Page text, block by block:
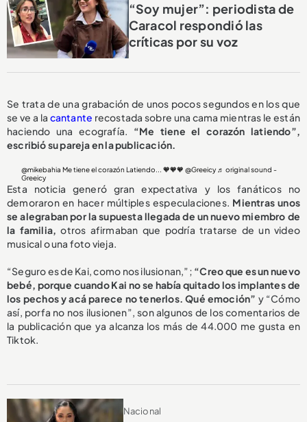
“Soy mujer”: periodista de
Caracol respondió las
críticas por su voz
Se trata de una grabación de unos pocos segundos en los que
se ve a la cantante recostada sobre una cama mientras le están
haciendo una ecografía. “Me tiene el corazón latiendo”,
escribió su pareja en la publicación.
@mikebahia Me tiene el corazón Latiendo... 🧡🧡🧡 @Greeicy ♬ original sound -
Greeicy
Esta noticia generó gran expectativa y los fanáticos no
demoraron en hacer múltiples especulaciones. Mientras unos
se alegraban por la supuesta llegada de un nuevo miembro de
la familia,otros afirmaban que podría tratarse de un video
musical o una foto vieja.
“Seguro es de Kai, como nos ilusionan,”; “Creo que es un nuevo
bebé, porque cuando Kai no se había quitado los implantes de
los pechos y acá parece no tenerlos. Qué emoción” y “Cómo
así, porfa no nos ilusionen”, son algunos de los comentarios de
la publicación que ya alcanza los más de 44.000 me gusta en
Tiktok.
Nacional